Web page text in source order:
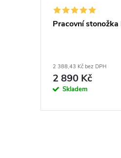
Pracovní
2 388,43 Kč bez DPH
2 890 Kč
Skladem